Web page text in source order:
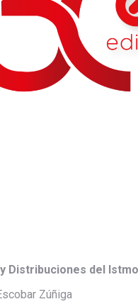
Distribuciones del
Zúñiga